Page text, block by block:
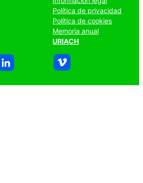
Política de privacidad
Política de cookies
Memoria anual
URIACH